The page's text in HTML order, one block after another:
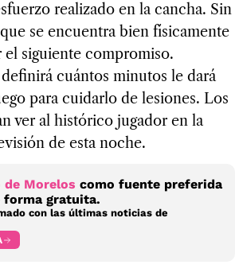
realizado en la cancha. Sin
se encuentra bien físicamente
el siguiente compromiso.
cuántos minutos le dará
para cuidarlo de lesiones. Los
ver al histórico jugador en la
de esta noche.
de Morelos como fuente preferida
forma gratuita.
con las últimas noticias de